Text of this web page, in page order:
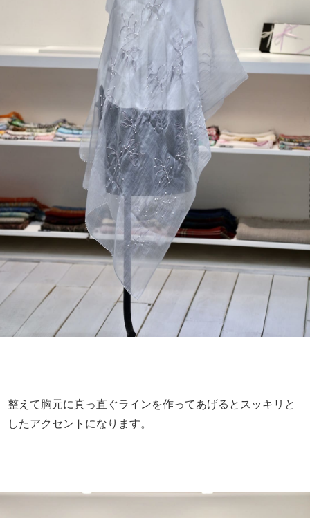
整えて胸元に真っ直ぐラインを作ってあげるとスッキリと
したアクセントになります。